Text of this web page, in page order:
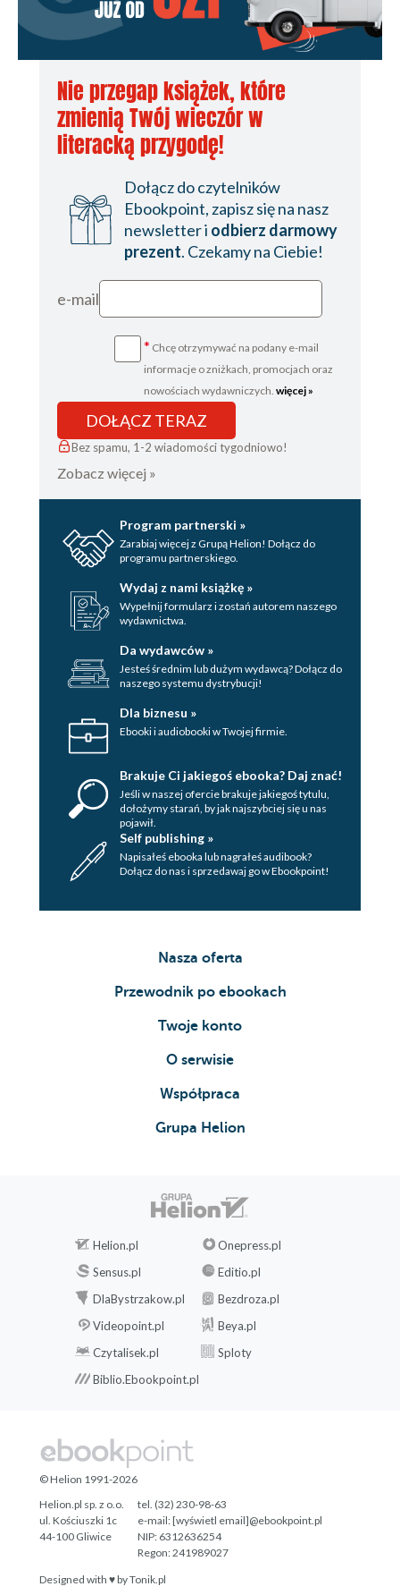
Nie przegap książek, które
zmienią Twój wieczór w
literacką przygodę!
Dołącz do czytelników
Ebookpoint, zapisz się na nasz
newsletter i odbierz darmowy
prezent. Czekamy na Ciebie!
e-mail
* Chcę otrzymywać na podany e-mail
informacje o zniżkach, promocjach oraz
nowościach wydawniczych. więcej »
DOŁĄCZ TERAZ
Bez spamu, 1-2 wiadomości tygodniowo!
Zobacz więcej »
Program partnerski »
Zarabiaj więcej z Grupą Helion! Dołącz do
programu partnerskiego.
Wydaj z nami książkę »
Wypełnij formularz i zostań autorem naszego
wydawnictwa.
Da wydawców »
Jesteś średnim lub dużym wydawcą? Dołącz do
naszego systemu dystrybucji!
Dla biznesu »
Ebooki i audiobooki w Twojej firmie.
Brakuje Ci jakiegoś ebooka? Daj znać!
Jeśli w naszej ofercie brakuje jakiegoś tytulu,
dołożymy starań, by jak najszybciej się u nas
pojawił.
Self publishing »
Napisałeś ebooka lub nagrałeś audibook?
Dołącz do nas i sprzedawaj go w Ebookpoint!
Nasza oferta
Przewodnik po ebookach
Twoje konto
O serwisie
Współpraca
Grupa Helion
Helion.pl
Onepress.pl
Sensus.pl
Editio.pl
DlaBystrzakow.pl
Bezdroza.pl
Videopoint.pl
Beya.pl
Czytalisek.pl
Sploty
Biblio.Ebookpoint.pl
Designed with ♥ byTonik.pl
© Helion 1991-2026
Helion.pl sp. z o.o.
ul. Kościuszki 1c
44-100 Gliwice
tel. (32) 230-98-63
e-mail:[wyświetl email]@ebookpoint.pl
NIP: 6312636254
Regon: 241989027